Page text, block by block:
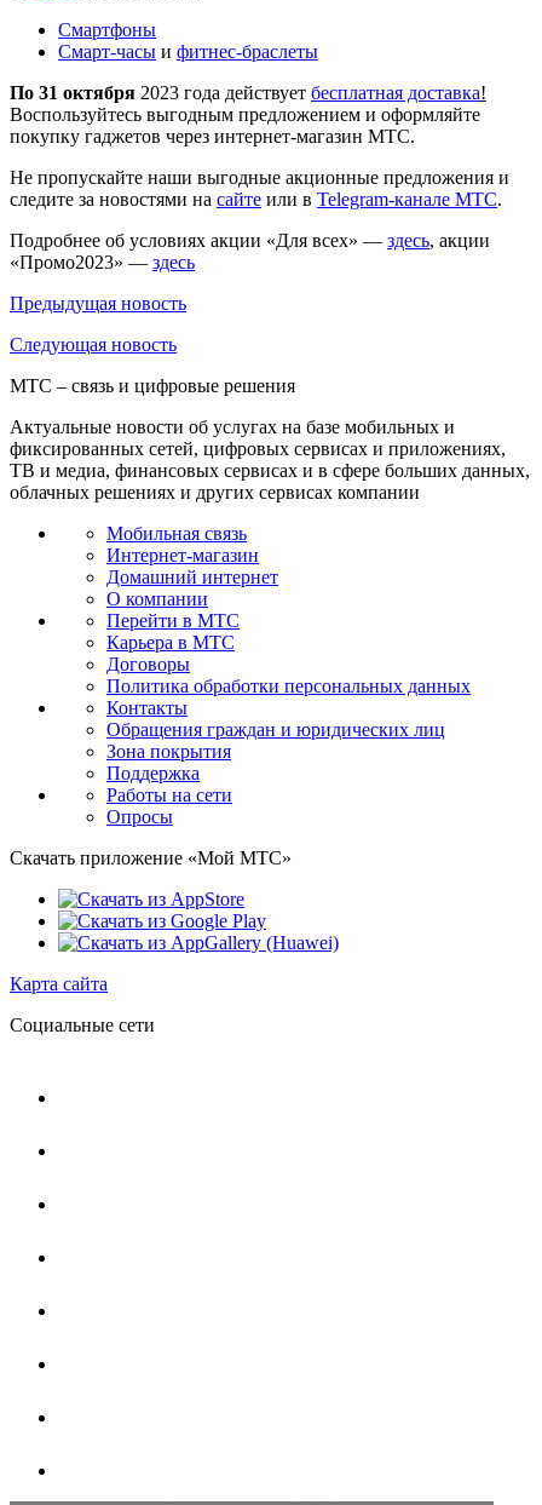
Смартфоны
Смарт-часы и фитнес-браслеты
По 31 октября 2023 года действует бесплатная доставка!
Воспользуйтесь выгодным предложением и оформляйте
покупку гаджетов через интернет-магазин МТС.
Не пропускайте наши выгодные акционные предложения и
следите за новостями на сайте или в Telegram-канале МТС.
Подробнее об условиях акции «Для всех» — здесь, акции
«Промо2023» — здесь
Предыдущая новость
Следующая новость
МТС – связь и цифровые решения
Актуальные новости об услугах на базе мобильных и
фиксированных сетей, цифровых сервисах и приложениях,
ТВ и медиа, финансовых сервисах и в сфере больших данных,
облачных решениях и других сервисах компании
Мобильная связь
Интернет-магазин
Домашний интернет
О компании
Перейти в МТС
Карьера в МТС
Договоры
Политика обработки персональных данных
Контакты
Обращения граждан и юридических лиц
Зона покрытия
Поддержка
Работы на сети
Опросы
Скачать приложение «Мой МТС»
Карта сайта
Социальные сети